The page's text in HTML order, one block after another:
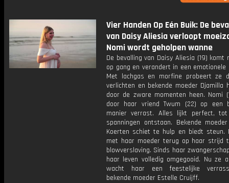
Vier Handen Op Eén Buik: De
van Daisy Aliesia verloopt
Nomi wordt geholpen wanne
De bevalling van Daisy Aliesia (19) komt
op gang en verandert in een emotionele
Met lachgas en morfine probeert ze
verlichten en bekende moeder Djamilla
door de zware momenten heen. Nomi
door haar vriend Twum (22) op een
manier verrast. Alles lijkt perfect,
spanningen ontstaan. Bekende
Koerten schiet te hulp en biedt steun.
met haar moeder terug op haar strijd
blowverslaving. Sinds haar
haar leven volledig omgegooid. Nu ze
wacht haar een feestelijke
bekende moeder Estelle Cruijff.